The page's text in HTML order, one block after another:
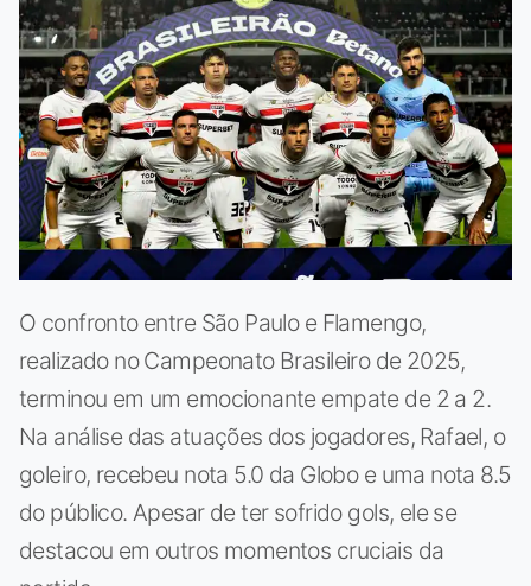
O confronto entre São Paulo e Flamengo,
realizado no Campeonato Brasileiro de 2025,
terminou em um emocionante empate de 2 a 2.
Na análise das atuações dos jogadores, Rafael, o
goleiro, recebeu nota 5.0 da Globo e uma nota 8.5
do público. Apesar de ter sofrido gols, ele se
destacou em outros momentos cruciais da